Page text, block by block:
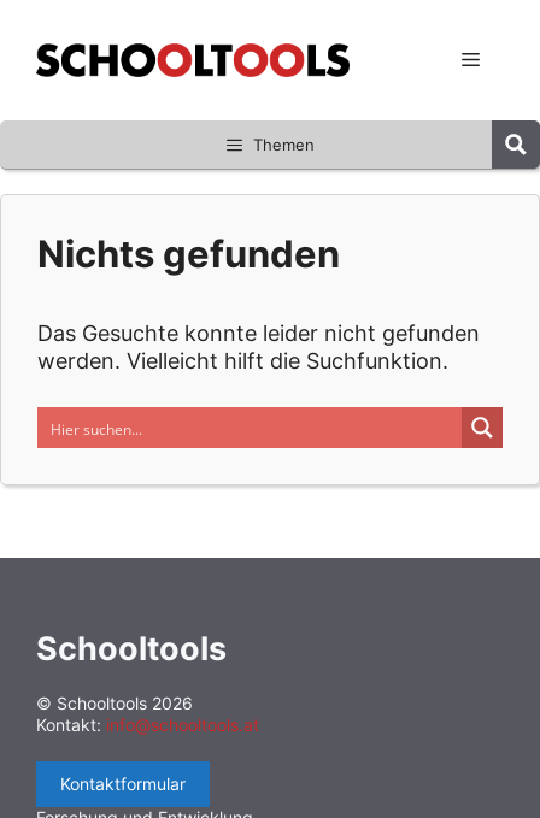
Inhalt
springen
Menü
Themen
Nichts gefunden
Das Gesuchte konnte leider nicht gefunden
werden. Vielleicht hilft die Suchfunktion.
Schooltools
© Schooltools 2026
Kontakt: info@schooltools.at
Kontaktformular